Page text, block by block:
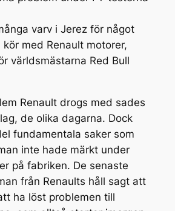
varv i Jerez för något
med Renault motorer,
världsmästarna Red Bull
Renault drogs med sades
de olika dagarna. Dock
fundamentala saker som
inte hade märkt under
på fabriken. De senaste
från Renaults håll sagt att
ha löst problemen till